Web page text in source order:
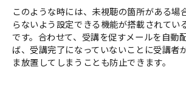
このような時には、未視聴の箇所がある場
らないよう設定できる機能が搭載されてい
です。合わせて、受講を促すメールを自動
ば、受講完了になっていないことに受講者
ま放置してしまうことも防止できます。